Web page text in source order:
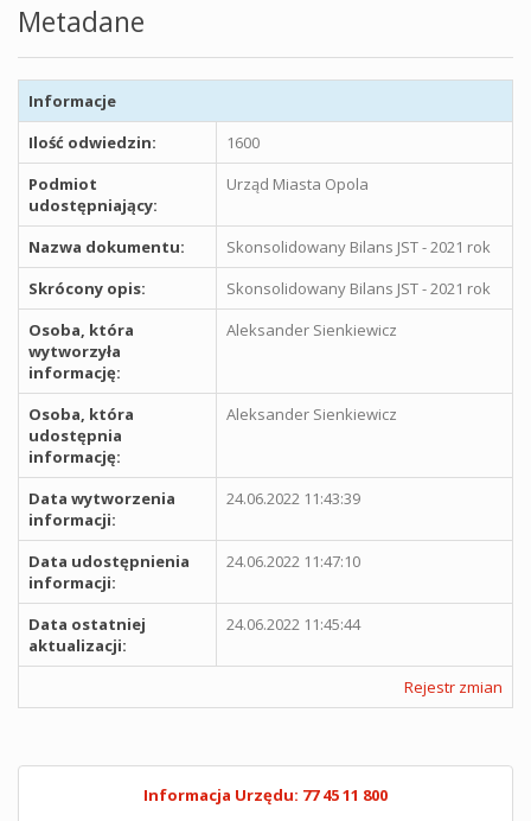
Metadane
Informacje
Ilość odwiedzin:
1600
Podmiot
udostępniający:
Urząd Miasta Opola
Nazwa dokumentu:
Skonsolidowany Bilans JST - 2021 rok
Skrócony opis:
Skonsolidowany Bilans JST - 2021 rok
Osoba, która
wytworzyła
informację:
Aleksander Sienkiewicz
Osoba, która
udostępnia
informację:
Aleksander Sienkiewicz
Data wytworzenia
informacji:
24.06.2022 11:43:39
Data udostępnienia
informacji:
24.06.2022 11:47:10
Data ostatniej
aktualizacji:
24.06.2022 11:45:44
Rejestr zmian
Informacja Urzędu: 77 45 11 800